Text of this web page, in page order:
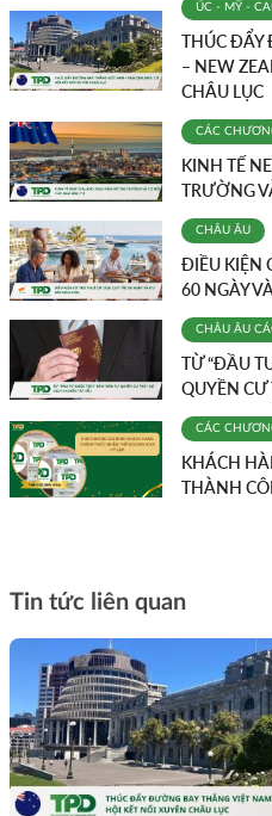
ÚC - MỸ -
THÚC ĐẨY
– NEW
CHÂU LỤC
CÁC
KINH TẾ
TRƯỜNG
CHÂU ÂU
ĐIỀU KIỆN
60 NGÀY
CHÂU ÂU
TỪ “ĐẦU
QUYỀN CƯ
CÁC
KHÁCH
THÀNH
Tin tức liên quan